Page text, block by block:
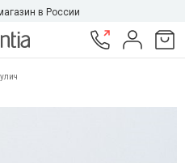
в России